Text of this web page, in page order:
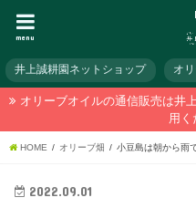
menu
井上誠耕園ネットショップ オ
オリーブオイルの通信販売は井
用く
HOME オリーブ畑 小豆島は朝から雨
2022.09.01